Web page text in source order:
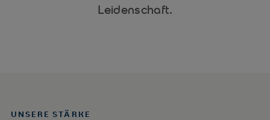
Leidenschaft.
UNSERE STÄRKE